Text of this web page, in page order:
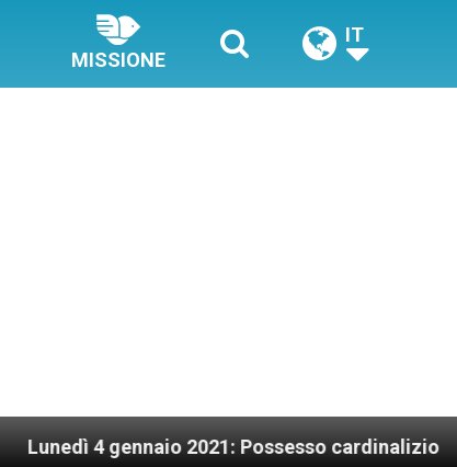
MISSIONE
IT
2021: Possesso cardinalizio Papa